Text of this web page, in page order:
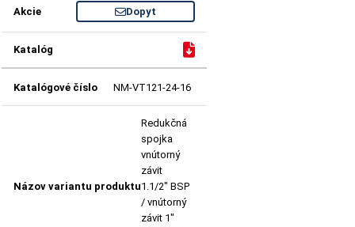
Dopyt
NM-VT121-24-16
Redukčná
spojka
vnútorný
závit
1.1/2" BSP
/ vnútorný
závit 1"